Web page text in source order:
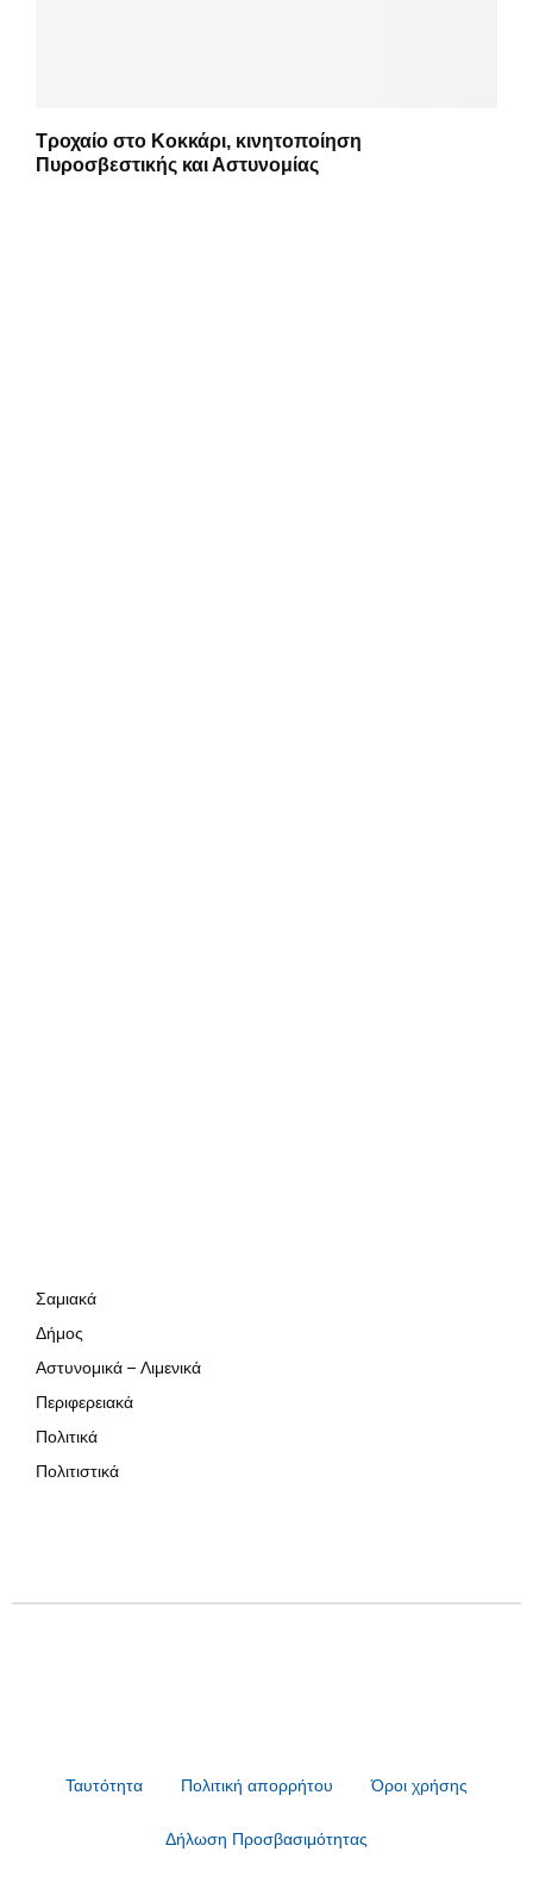
Τροχαίο στο Κοκκάρι, κινητοποίηση
Πυροσβεστικής και Αστυνομίας
Σαμιακά
Δήμος
Αστυνομικά – Λιμενικά
Περιφερειακά
Πολιτικά
Πολιτιστικά
Ταυτότητα Πολιτική απορρήτου Όροι χρήσης
Δήλωση Προσβασιμότητας